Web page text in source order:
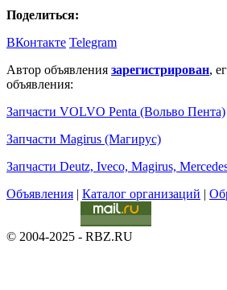
Поделиться:
ВКонтакте Telegram
Автор объявления зарегистрирован,
объявления:
Запчасти VOLVO Penta (Вольво Пента)
Запчасти Magirus (Магирус)
Запчасти Deutz, Iveco, Magirus,
Объявления | Каталог организаций |
© 2004-2025 - RBZ.RU